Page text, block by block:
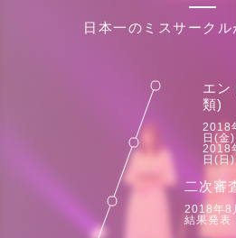
日本一のミスサーク
エン
類)
2018
日(金)
2018
日(日)
二次審
2018年8
結果発表